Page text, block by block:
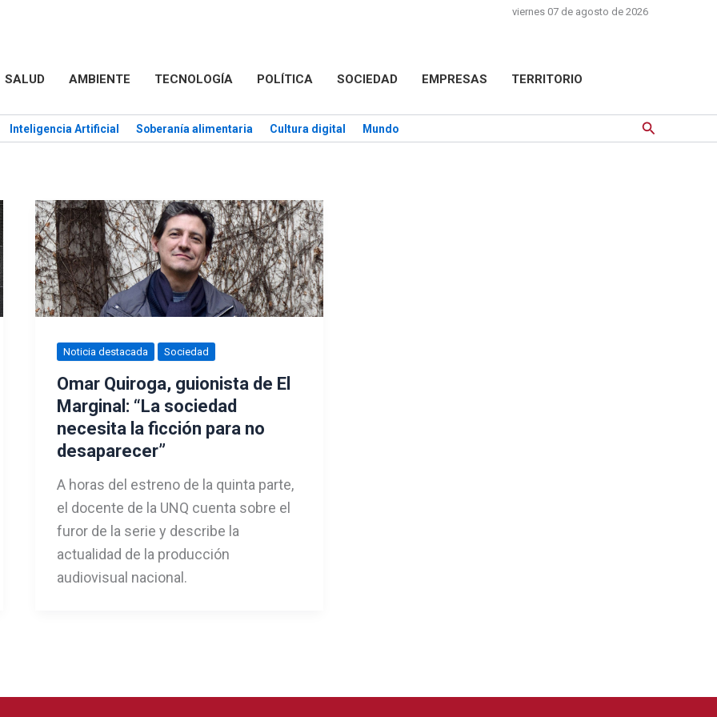
viernes 07 de agosto de 2026
SALUD AMBIENTE TECNOLOGÍA POLÍTICA SOCIEDAD EMPRESAS TERRITORIO
Inteligencia Artificial Soberanía alimentaria Cultura digital Mundo Buscar
Noticia destacada Sociedad
Omar Quiroga, guionista de El
Marginal: “La sociedad
necesita la ficción para no
desaparecer”
A horas del estreno de la quinta parte,
el docente de la UNQ cuenta sobre el
furor de la serie y describe la
actualidad de la producción
audiovisual nacional.